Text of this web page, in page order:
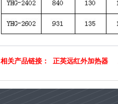
相关产品链接： 正英远红外加热器